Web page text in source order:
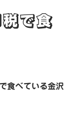
で食
食べている金沢